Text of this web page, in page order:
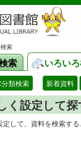
索
索 いろい
分類検索 新着資料
く設定して探
定して、資料を検索する